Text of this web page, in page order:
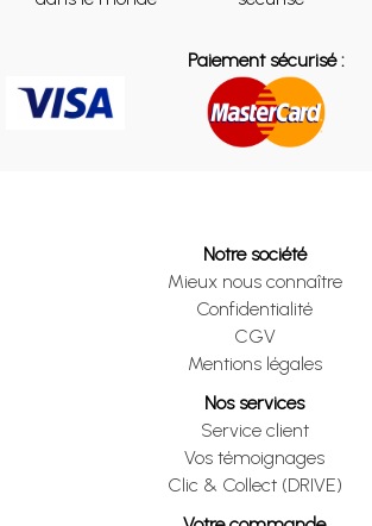
Paiement sécurisé :
Notre société
Mieux nous connaître
Confidentialité
CGV
Mentions légales
Nos services
Service client
Vos témoignages
Clic & Collect (DRIVE)